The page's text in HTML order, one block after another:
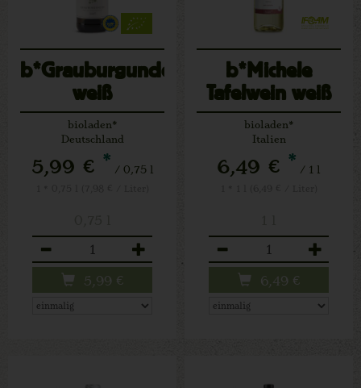
b*Grauburgunder
weiß
bioladen*
Deutschland
5,99 € * / 0,75 l
5,99 €
b*Michele
Tafelwein weiß
Soave
bioladen*
Italien
6,49 € * / 1 l
6,49 €